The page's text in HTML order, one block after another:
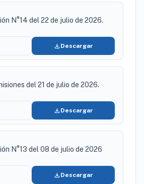
N°14 del 22 de julio de 2026.
download Descargar
del 21 de julio de 2026.
download Descargar
N°13 del 08 de julio de 2026
download Descargar